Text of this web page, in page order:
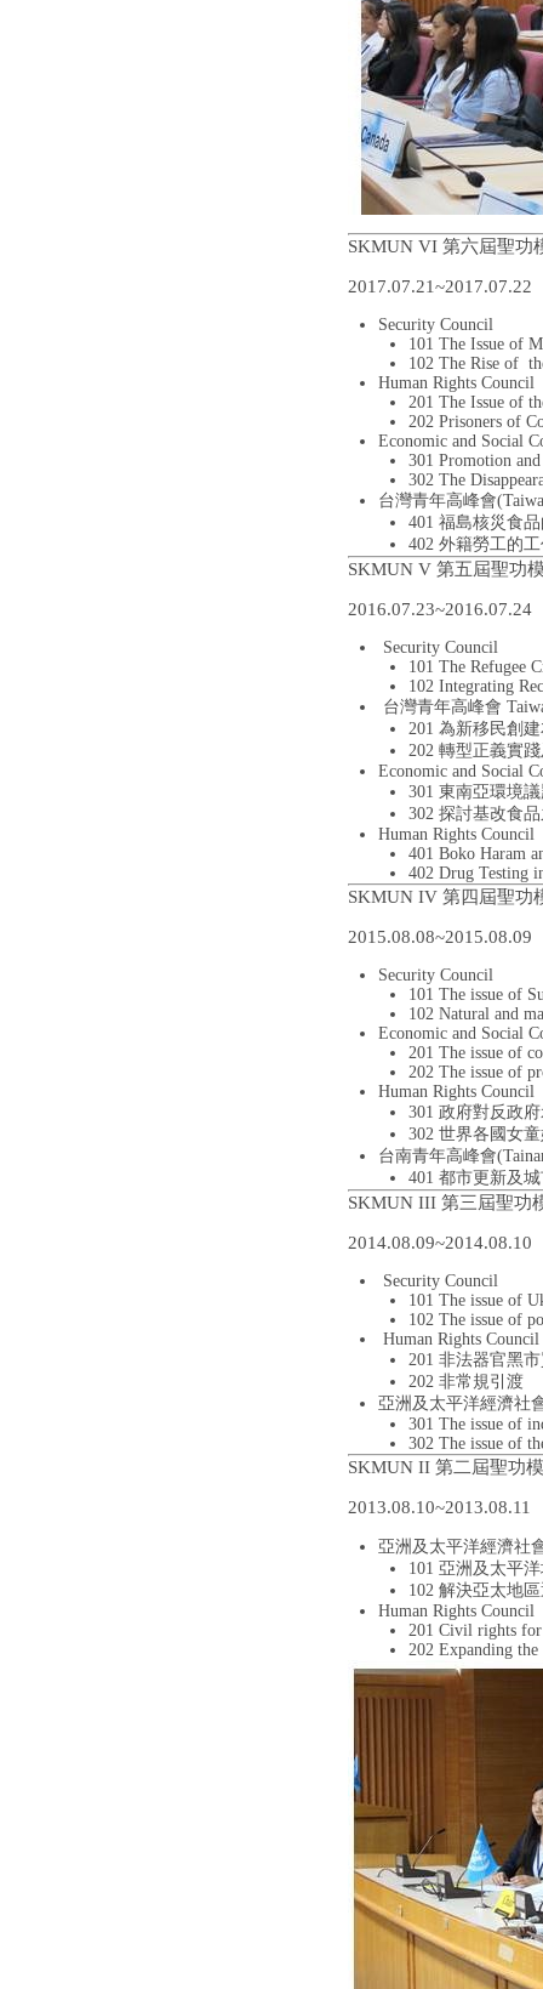
SKMUN VI 第六屆聖功
2017.07.21~2017.07.22
Security Council
101 The Issue of
102 The Rise of
Human Rights Council
201 The Issue of
202 Prisoners of
Economic and Social
301 Promotion
302 The
台灣青年高峰會
401 福島核災食
402 外籍勞工的
SKMUN V 第五屆聖功
2016.07.23~2016.07.24
Security Council
101 The Refugee
102 Integrating
台灣青年高峰會
201 為新移民創
202 轉型正義實
Economic and Social
301 東南亞環境
302 探討基改食
Human Rights Council
401 Boko Haram
402 Drug Testing
SKMUN IV 第四屆聖功
2015.08.08~2015.08.09
Security Council
101 The issue of
102 Natural and
Economic and Social
201 The issue of
202 The issue of
Human Rights Council
301 政府對反政
302 世界各國女
台南青年高峰會
401 都市更新及
SKMUN III 第三屆聖功
2014.08.09~2014.08.10
Security Council
101 The issue of
102 The issue of
Human Rights Council
201 非法器官黑
202 非常規引渡
亞洲及太平洋經濟社
301 The issue of
302 The issue of
SKMUN II 第二屆聖功
2013.08.10~2013.08.11
亞洲及太平洋經濟社
101 亞洲及太平
102 解決亞太地
Human Rights Council
201 Civil rights
202 Expanding